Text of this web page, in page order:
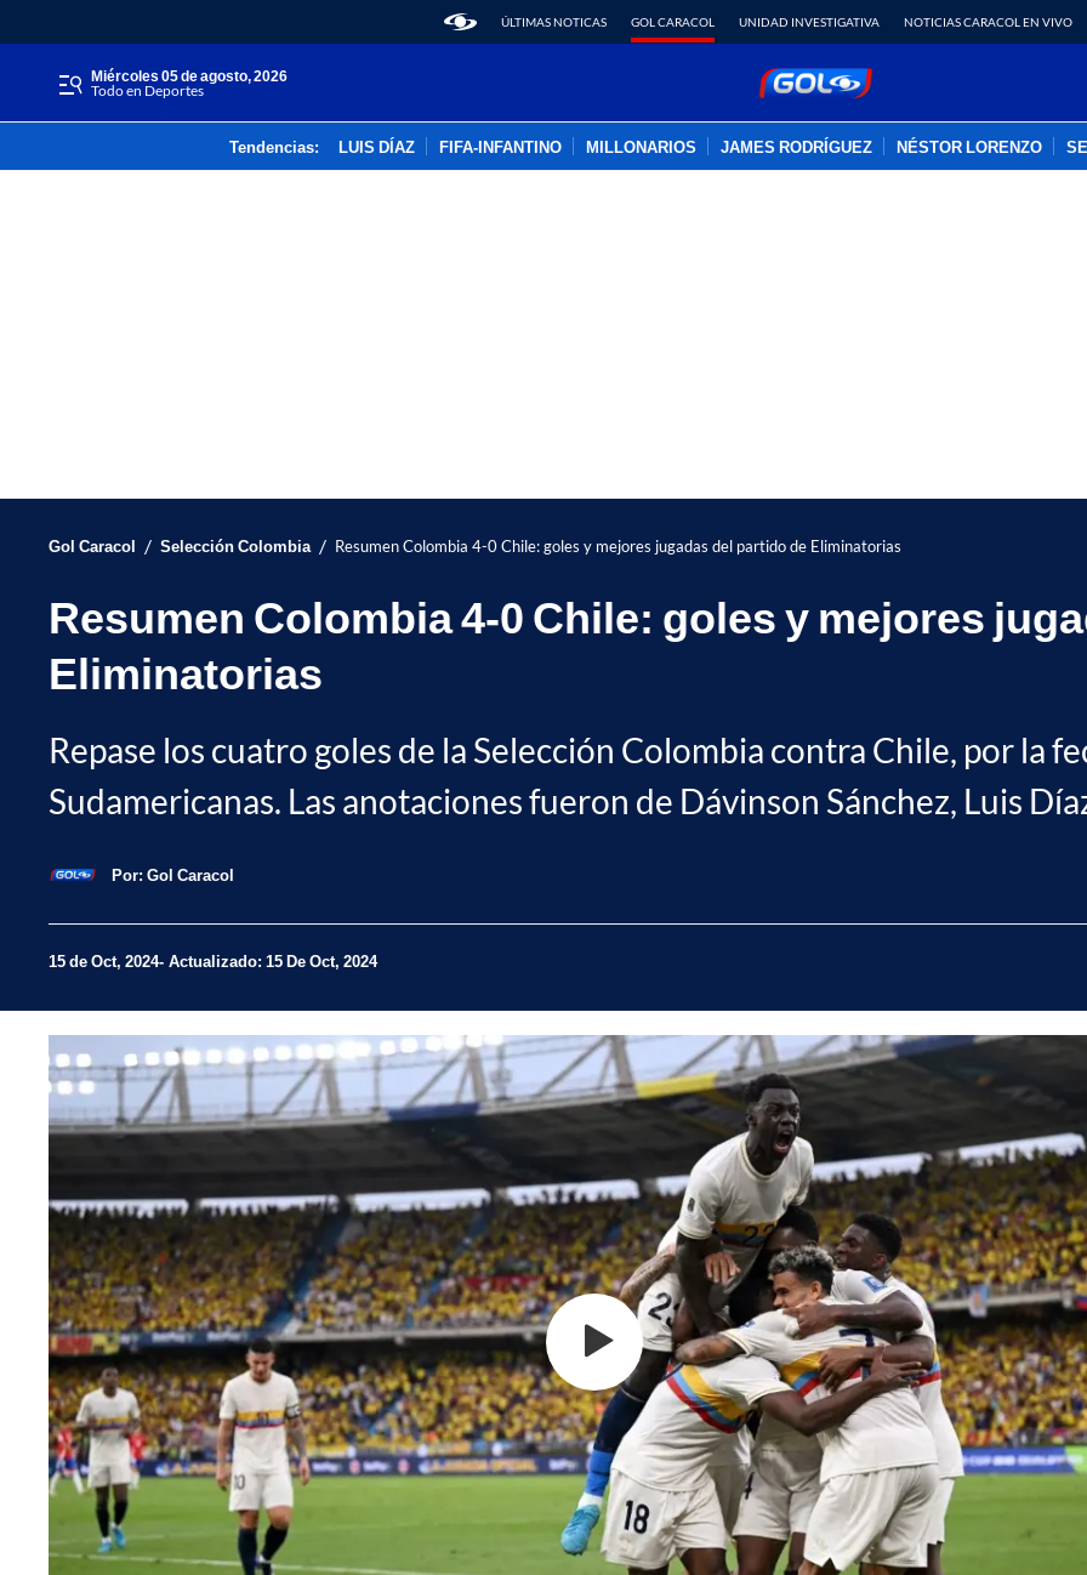
ÚLTIMAS NOTICAS GOL CARACOL UNIDAD INVESTIGATIVA NOTICIAS CARACOL EN VIVO
miércoles 05 de agosto, 2026
Todo en Deportes
Tendencias: LUIS DÍAZ FIFA-INFANTINO MILLONARIOS JAMES RODRÍGUEZ NÉSTOR LORENZO
Gol Caracol / Selección Colombia / Resumen Colombia 4-0 Chile: goles y mejores jugadas del partido de Eliminatorias
Resumen Colombia 4-0 Chile: goles y mejores
Eliminatorias
Repase los cuatro goles de la Selección Colombia contra Chile, por la
Sudamericanas. Las anotaciones fueron de Dávinson Sánchez, Luis
Por: Gol Caracol
15 de Oct, 2024 Actualizado: 15 De Oct, 2024